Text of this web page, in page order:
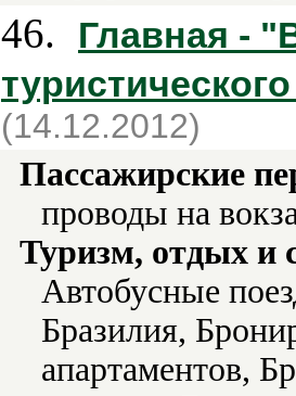
46.
Главная -
(14.12.2012)
Пассажирские
проводы на
Туризм, отдых и
Автобусные
Бразилия,
апартаментов,